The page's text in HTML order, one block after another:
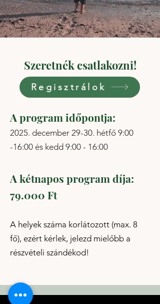
Szeretnék csatlakozni!
Regisztrálok
A program időpontja:
2025. december 29-30. hétfő 9:00
-16:00 és kedd 9:00 - 16:00
A kétnapos program díja:
79.000 Ft
A helyek száma korlátozott (max. 8
fő), ezért kérlek, jelezd mielőbb a
részvételi szándékod!